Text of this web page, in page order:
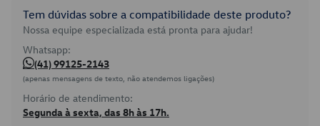
Tem dúvidas sobre a compatibilidade deste produto?
Nossa equipe especializada está pronta para ajudar!
Whatsapp:
(41) 99125-2143
(apenas mensagens de texto, não atendemos ligações)
Horário de atendimento:
Segunda à sexta, das 8h às 17h.